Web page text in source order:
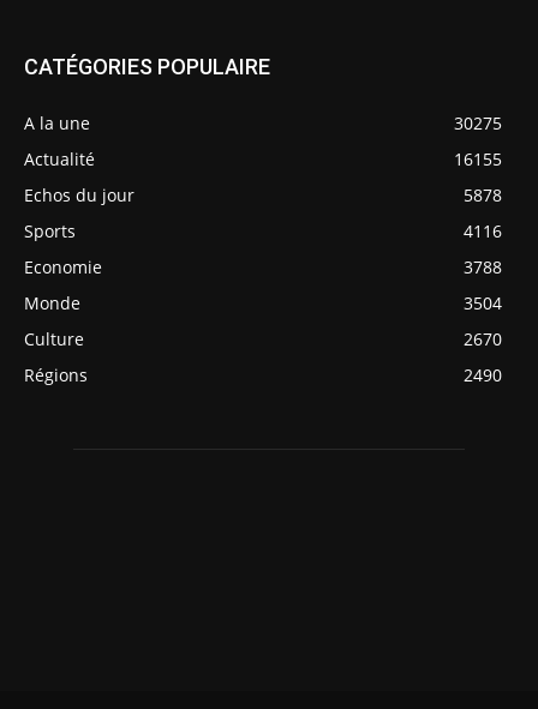
CATÉGORIES POPULAIRE
A la une
30275
Actualité
16155
Echos du jour
5878
Sports
4116
Economie
3788
Monde
3504
Culture
2670
Régions
2490